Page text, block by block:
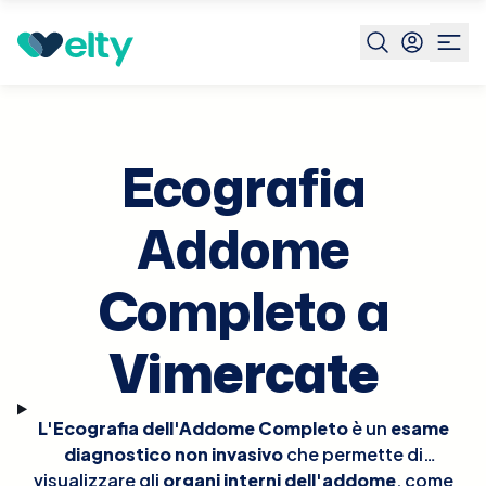
Prenota visita Ecografia Addome Completo Vimercate
Ecografia
Addome
Completo a
Vimercate
L'Ecografia dell'Addome Completoè un esame
diagnostico non invasivoche permette di
visualizzare gli organi interni dell'addome, come